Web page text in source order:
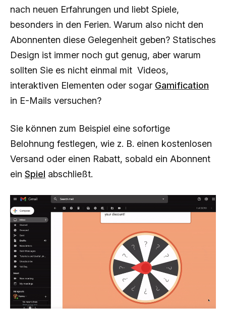
nach neuen Erfahrungen und liebt Spiele,
besonders in den Ferien. Warum also nicht den
Abonnenten diese Gelegenheit geben? Statisches
Design ist immer noch gut genug, aber warum
sollten Sie es nicht einmal mit Videos,
interaktiven Elementen oder sogar Gamification
in E-Mails versuchen?
Sie können zum Beispiel eine sofortige
Belohnung festlegen, wie z. B. einen kostenlosen
Versand oder einen Rabatt, sobald ein Abonnent
ein Spiel abschließt.